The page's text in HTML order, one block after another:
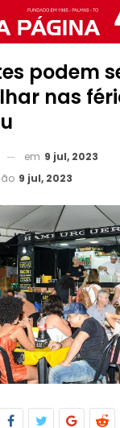
podem
nas
em 9 jul, 2023
9 jul, 2023